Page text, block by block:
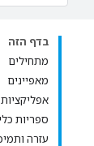
בדף הזה
מתחילים
מאפיינים
ספריות
עזרה